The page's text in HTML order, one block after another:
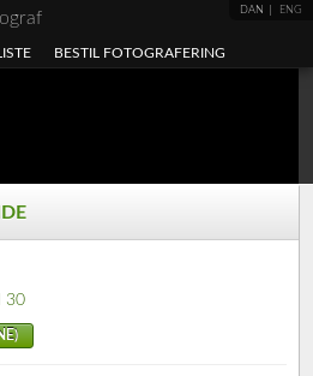
DAN ENG
BESTIL FOTOGRAFERING
30